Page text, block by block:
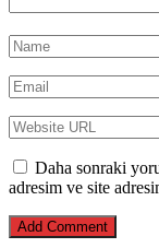
Daha sonraki
adresim ve site